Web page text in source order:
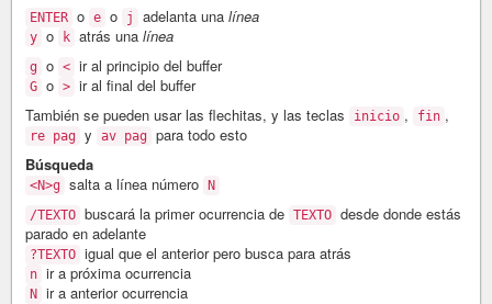
ENTER o e o j adelanta una línea
y o k atrás una línea
g o < ir al principio del buffer
G o > ir al final del buffer
También se pueden usar las flechitas, y las teclas
inicio , fin ,
re pag y av pag
para todo esto
Búsqueda
<N>g salta a línea número N
/TEXTO buscará la primer ocurrencia de TEXTO desde donde estás
parado en adelante
?TEXTO igual que el anterior pero busca para atrás
n ir a próxima ocurrencia
N ir a anterior ocurrencia